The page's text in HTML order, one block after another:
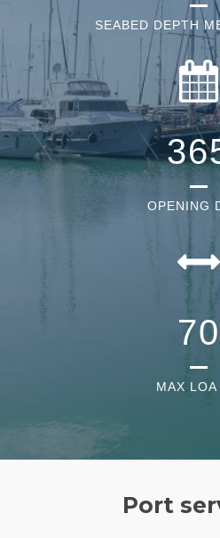
SEABED DEPTH
OPENING
70
MAX LOA
Port